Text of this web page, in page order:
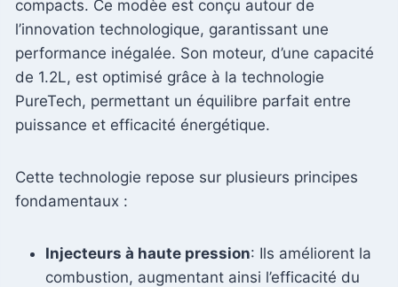
compacts. Ce modèe est conçu autour de
l’innovation technologique, garantissant une
performance inégalée. Son moteur, d’une capacité
de 1.2L, est optimisé grâce à la technologie
PureTech, permettant un équilibre parfait entre
puissance et efficacité énergétique.
Cette technologie repose sur plusieurs principes
fondamentaux :
Injecteurs à haute pression: Ils améliorent la
combustion, augmentant ainsi l’efficacité du